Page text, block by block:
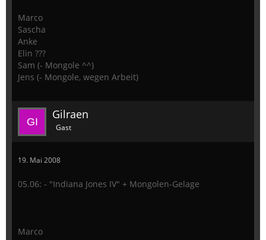
Marco
Sascha
Anke
Elin ???
Sam (- Mongole ^^)
Jens (- Mongole, wegen Arbeit)
Gilraen
Gast
19. Mai 2008
05.06: - "Indiana Jones IV" + Mongolen-Gelage
Marco